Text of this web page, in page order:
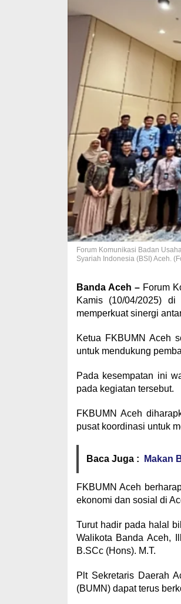
Forum Komunikasi Badan
Syariah Indonesia (BSI) Aceh.
Banda Aceh – Forum
Kamis (10/04/2025)
memperkuat sinergi
Ketua FKBUMN Aceh
untuk mendukung
Pada kesempatan ini
pada kegiatan tersebut.
FKBUMN Aceh
pusat koordinasi untuk
Baca Juga : Makan
FKBUMN Aceh
ekonomi dan sosial di
Turut hadir pada halal
Walikota Banda Aceh,
B.SCc (Hons). M.T.
Plt Sekretaris Daerah
(BUMN) dapat terus